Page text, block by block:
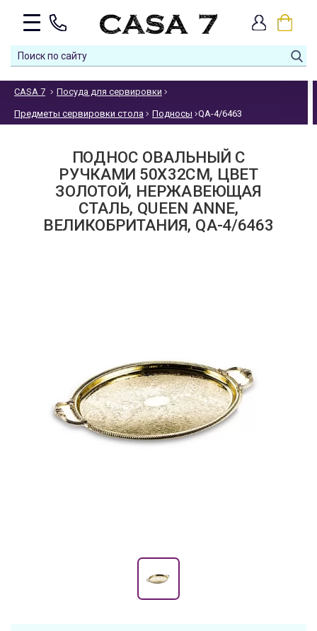
CASA 7 Посуда для сервировки
Предметы сервировки стола Подносы QA-4/6463
ПОДНОС ОВАЛЬНЫЙ С
РУЧКАМИ 50Х32СМ, ЦВЕТ
ЗОЛОТОЙ, НЕРЖАВЕЮЩАЯ
СТАЛЬ, QUEEN ANNE,
ВЕЛИКОБРИТАНИЯ, QA-4/6463